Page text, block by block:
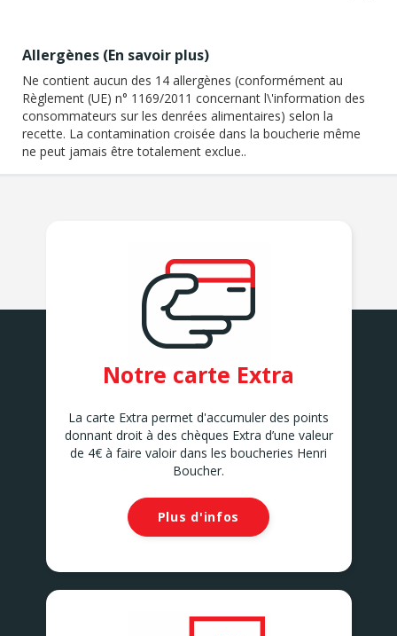
Allergènes (En savoir plus)
Ne contient aucun des 14 allergènes (conformément au
Règlement (UE) n° 1169/2011 concernant l\'information des
consommateurs sur les denrées alimentaires) selon la
recette. La contamination croisée dans la boucherie même
ne peut jamais être totalement exclue..
Notre carte Extra
La carte Extra permet d'accumuler des points
donnant droit à des chèques Extra d’une valeur
de 4€ à faire valoir dans les boucheries Henri
Boucher.
Plus d'infos